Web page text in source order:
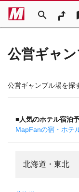
search
公営ギャ
公営ギャンブル場を探
■人気のホテル宿泊
MapFanの宿・ホテ
北海道・東北